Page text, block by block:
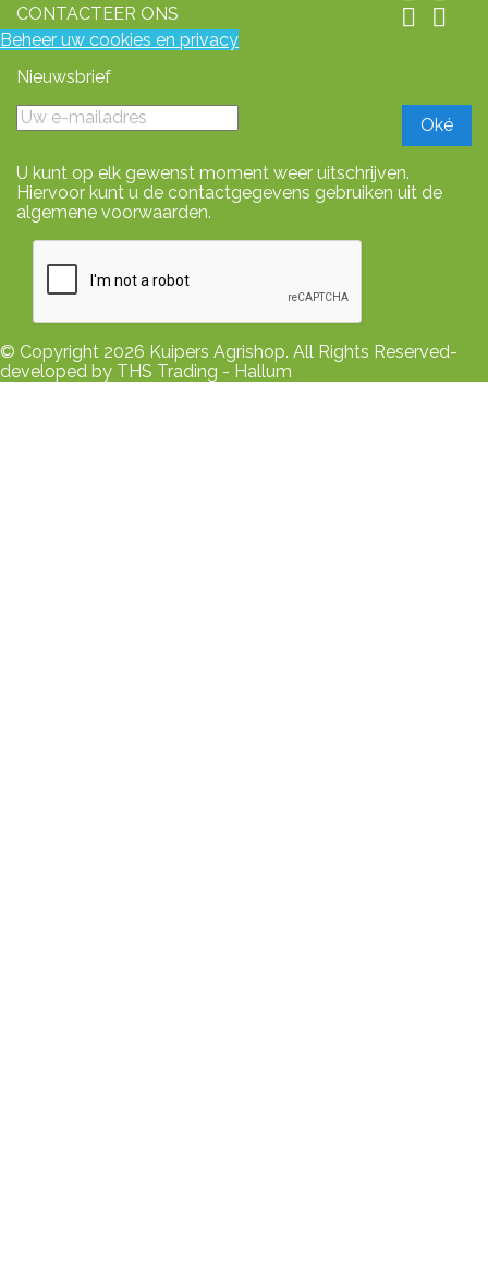
CONTACTEER ONS  
Beheer uw cookies en privacy
Nieuwsbrief
U kunt op elk gewenst moment weer uitschrijven.
Hiervoor kunt u de contactgegevens gebruiken uit de
algemene voorwaarden.
© Copyright 2026 Kuipers Agrishop. All Rights Reserved-
developed by THS Trading - Hallum